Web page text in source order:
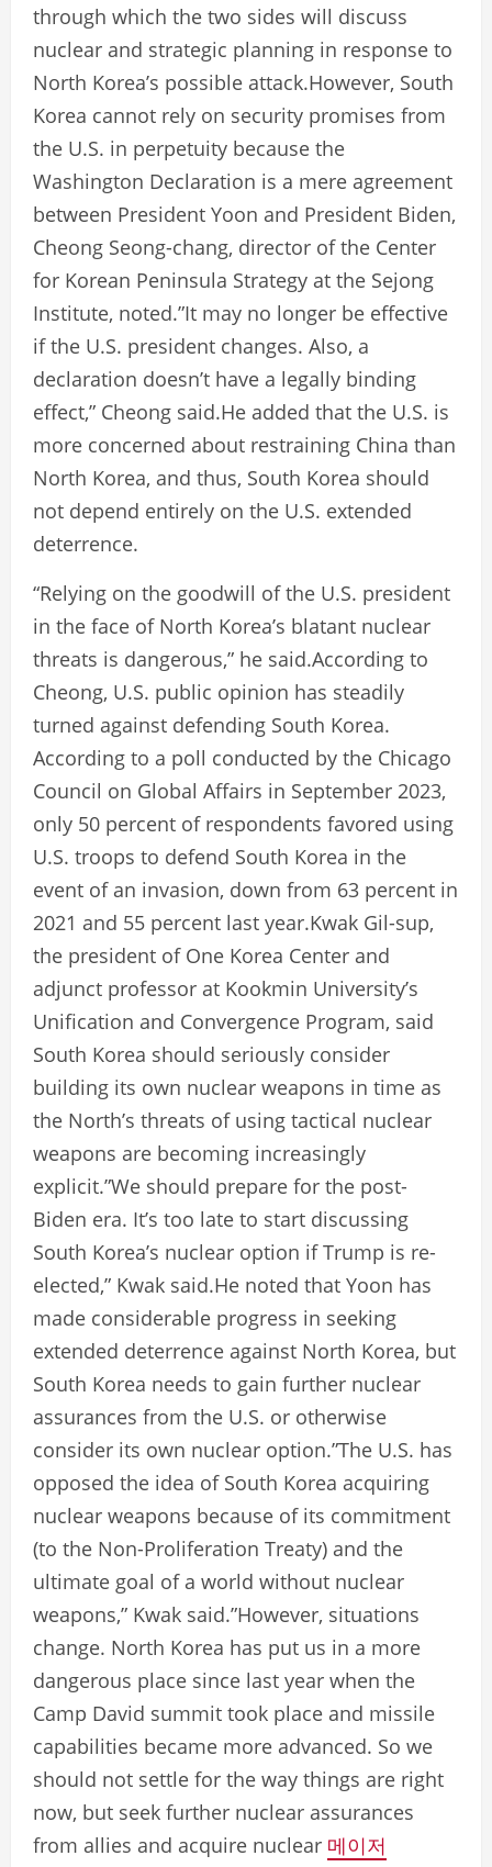
through which the two sides will discuss
nuclear and strategic planning in response to
North Korea’s possible attack.However, South
Korea cannot rely on security promises from
the U.S. in perpetuity because the
Washington Declaration is a mere agreement
between President Yoon and President Biden,
Cheong Seong-chang, director of the Center
for Korean Peninsula Strategy at the Sejong
Institute, noted.”It may no longer be effective
if the U.S. president changes. Also, a
declaration doesn’t have a legally binding
effect,” Cheong said.He added that the U.S. is
more concerned about restraining China than
North Korea, and thus, South Korea should
not depend entirely on the U.S. extended
deterrence.
“Relying on the goodwill of the U.S. president
in the face of North Korea’s blatant nuclear
threats is dangerous,” he said.According to
Cheong, U.S. public opinion has steadily
turned against defending South Korea.
According to a poll conducted by the Chicago
Council on Global Affairs in September 2023,
only 50 percent of respondents favored using
U.S. troops to defend South Korea in the
event of an invasion, down from 63 percent in
2021 and 55 percent last year.Kwak Gil-sup,
the president of One Korea Center and
adjunct professor at Kookmin University’s
Unification and Convergence Program, said
South Korea should seriously consider
building its own nuclear weapons in time as
the North’s threats of using tactical nuclear
weapons are becoming increasingly
explicit.”We should prepare for the post-
Biden era. It’s too late to start discussing
South Korea’s nuclear option if Trump is re-
elected,” Kwak said.He noted that Yoon has
made considerable progress in seeking
extended deterrence against North Korea, but
South Korea needs to gain further nuclear
assurances from the U.S. or otherwise
consider its own nuclear option.”The U.S. has
opposed the idea of South Korea acquiring
nuclear weapons because of its commitment
(to the Non-Proliferation Treaty) and the
ultimate goal of a world without nuclear
weapons,” Kwak said.”However, situations
change. North Korea has put us in a more
dangerous place since last year when the
Camp David summit took place and missile
capabilities became more advanced. So we
should not settle for the way things are right
now, but seek further nuclear assurances
from allies and acquire nuclear 메이저